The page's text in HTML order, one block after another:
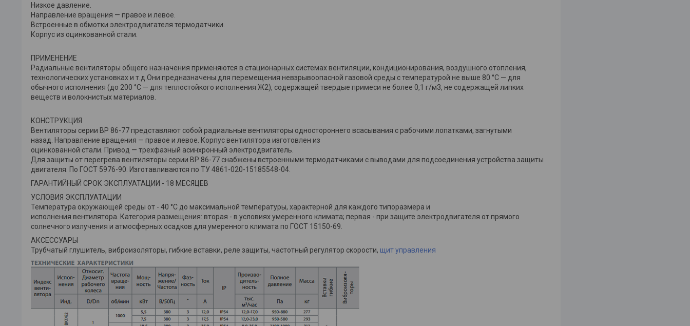
Низкое давление.
Направление вращения — правое и левое.
Встроенные в обмотки электродвигателя термодатчики.
Корпус из оцинкованной стали.
ПРИМЕНЕНИЕ
Радиальные вентиляторы общего назначения применяются в стационарных системах вентиляции, кондиционирования, воздушного отопления,
технологических установках и т.д.Они предназначены для перемещения невзрывоопасной газовой среды с температурой не выше 80 °С — для
обычного исполнения (до 200 °С — для теплостойкого исполнения Ж2), содержащей твердые примеси не более 0,1 г/м3, не содержащей липких
веществ и волокнистых материалов.
КОНСТРУКЦИЯ
Вентиляторы серии ВР 86-77 представляют собой радиальные вентиляторы одностороннего всасывания с рабочими лопатками, загнутыми
назад. Направление вращения — правое и левое. Корпус вентилятора изготовлен из
оцинкованной стали. Привод — трехфазный асинхронный электродвигатель.
Для защиты от перегрева вентиляторы серии ВР 86-77 снабжены встроенными термодатчиками с выводами для подсоединения устройства защиты
двигателя. По ГОСТ 5976-90. Изготавливаются по ТУ 4861-020-15185548-04.
ГАРАНТИЙНЫЙ СРОК ЭКСПЛУАТАЦИИ - 18 МЕСЯЦЕВ
УСЛОВИЯ ЭКСПЛУАТАЦИИ
Температура окружающей среды от - 40 °С до максимальной температуры, характерной для каждого типоразмера и
исполнения вентилятора. Категория размещения: вторая - в условиях умеренного климата; первая - при защите электродвигателя от прямого
солнечного излучения и атмосферных осадков для умеренного климата по ГОСТ 15150-69.
АКСЕССУАРЫ
Трубчатый глушитель, виброизоляторы, гибкие вставки, реле защиты, частотный регулятор скорости, щит управления